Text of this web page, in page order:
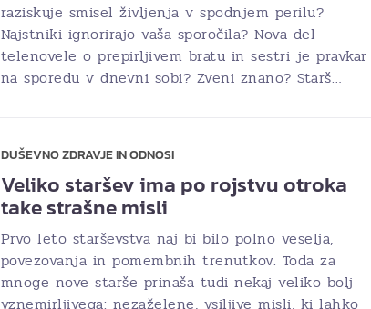
raziskuje smisel življenja v spodnjem perilu?
Najstniki ignorirajo vaša sporočila? Nova del
telenovele o prepirljivem bratu in sestri je pravkar
na sporedu v dnevni sobi? Zveni znano? Starš…
DUŠEVNO ZDRAVJE IN ODNOSI
Veliko staršev ima po rojstvu otroka
take strašne misli
Prvo leto starševstva naj bi bilo polno veselja,
povezovanja in pomembnih trenutkov. Toda za
mnoge nove starše prinaša tudi nekaj veliko bolj
vznemirljivega: nezaželene, vsiljive misli, ki lahko